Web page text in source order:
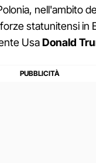
nell'ambito
statunitensi in
UsaDonald